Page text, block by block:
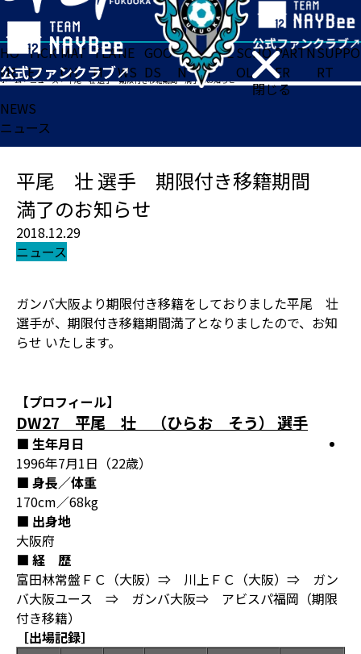
閉じる
HO
ME
TICK
ET
MAT
CH
TEA
M
NE
WS
GOO
DS
FA
N
ACADE
MY
SCHO
OL
PARTN
ER
SUPPO
RT
ホーム>ニュース>平尾 壮 選手 期限付き移籍期間 満了のお知らせ
NEWS
ニュース
平尾 壮 選手 期限付き移籍期間
満了のお知らせ
2018.12.29
ニュース
ガンバ大阪より期限付き移籍をしておりました平尾 壮
選手が、期限付き移籍期間満了となりましたので、お知
らせ いたします。
【プロフィール】
DW27 平尾 壮 （ひらお そう） 選手
■ 生年月日
1996年7月1日（22歳）
■ 身長／体重
170cm／68kg
■ 出身地
大阪府
■ 経 歴
富田林常盤ＦＣ（大阪）⇒ 川上ＦＣ（大阪）⇒ ガン
バ大阪ユース ⇒ ガンバ大阪⇒ アビスパ福岡（期限
付き移籍）
［出場記録］